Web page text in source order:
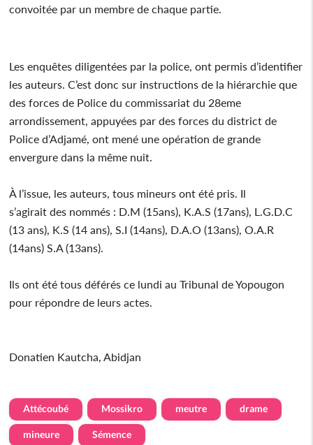
convoitée par un membre de chaque partie.
Les enquêtes diligentées par la police, ont permis d’identifier
les auteurs. C’est donc sur instructions de la hiérarchie que
des forces de Police du commissariat du 28eme
arrondissement, appuyées par des forces du district de
Police d’Adjamé, ont mené une opération de grande
envergure dans la même nuit.
À l’issue, les auteurs, tous mineurs ont été pris. Il
s’agirait des nommés : D.M (15ans), K.A.S (17ans), L.G.D.C
(13 ans), K.S (14 ans), S.I (14ans), D.A.O (13ans), O.A.R
(14ans) S.A (13ans).
Ils ont été tous déférés ce lundi au Tribunal de Yopougon
pour répondre de leurs actes.
Donatien Kautcha, Abidjan
Attécoubé Mossikro meutre drame
mineure Sémence